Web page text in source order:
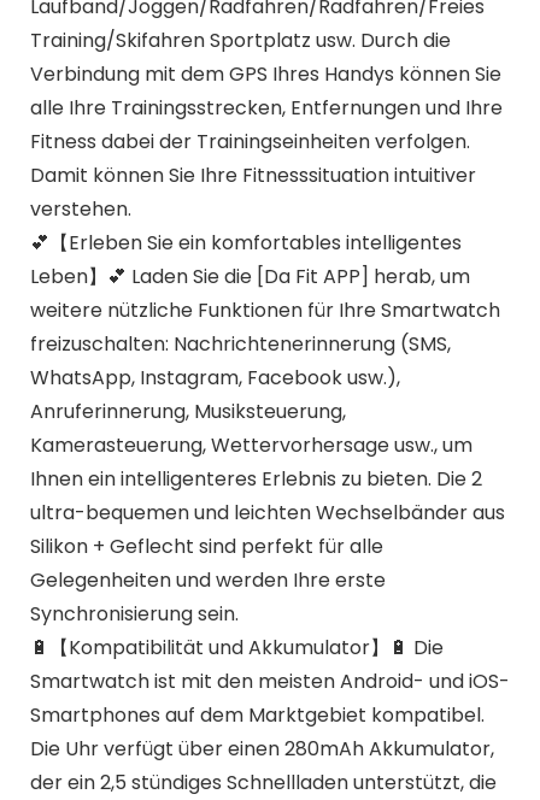
Laufband/Joggen/Radfahren/Radfahren/Freies
Training/Skifahren Sportplatz usw. Durch die
Verbindung mit dem GPS Ihres Handys können Sie
alle Ihre Trainingsstrecken, Entfernungen und Ihre
Fitness dabei der Trainingseinheiten verfolgen.
Damit können Sie Ihre Fitnesssituation intuitiver
verstehen.
💕【Erleben Sie ein komfortables intelligentes
Leben】💕 Laden Sie die [Da Fit APP] herab, um
weitere nützliche Funktionen für Ihre Smartwatch
freizuschalten: Nachrichtenerinnerung (SMS,
WhatsApp, Instagram, Facebook usw.),
Anruferinnerung, Musiksteuerung,
Kamerasteuerung, Wettervorhersage usw., um
Ihnen ein intelligenteres Erlebnis zu bieten. Die 2
ultra-bequemen und leichten Wechselbänder aus
Silikon + Geflecht sind perfekt für alle
Gelegenheiten und werden Ihre erste
Synchronisierung sein.
🔋【Kompatibilität und Akkumulator】🔋 Die
Smartwatch ist mit den meisten Android- und iOS-
Smartphones auf dem Marktgebiet kompatibel.
Die Uhr verfügt über einen 280mAh Akkumulator,
der ein 2,5 stündiges Schnellladen unterstützt, die